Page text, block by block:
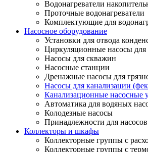
Водонагреватели
Проточные водонагреватели
Комплектующие для
Насосное оборудование
Установки для отвода
Циркуляционные насосы для
Насосы для скважин
Насосные станции
Дренажные насосы для
Насосы для канализации
Канализационные насосные
Автоматика для водяных
Колодезные насосы
Принадлежности для насосов
Коллекторы и шкафы
Коллекторные группы с
Коллекторные группы с